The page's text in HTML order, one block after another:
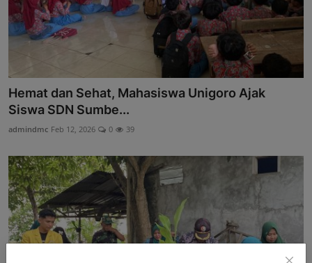
Hemat dan Sehat, Mahasiswa Unigoro Ajak
Siswa SDN Sumbe...
admindmc Feb 12, 2026 0 39